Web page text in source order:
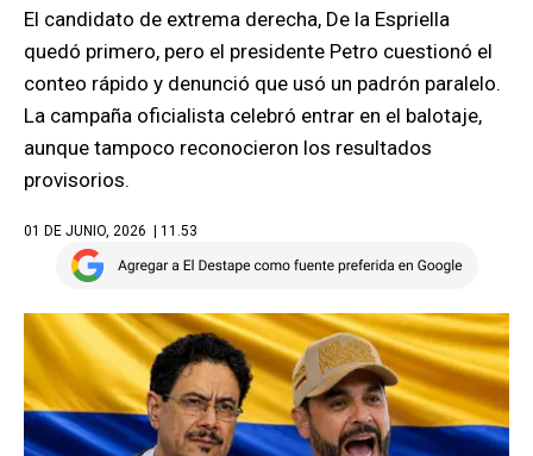
El candidato de extrema derecha, De la Espriella
quedó primero, pero el presidente Petro cuestionó el
conteo rápido y denunció que usó un padrón paralelo.
La campaña oficialista celebró entrar en el balotaje,
aunque tampoco reconocieron los resultados
provisorios.
01 DE JUNIO, 2026 | 11.53